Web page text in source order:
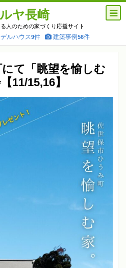
ヤ長崎
人のための家づくり応援サイト
ルハウス9件 建築事例56件
て「眺望を愉しむ
11/15,16】